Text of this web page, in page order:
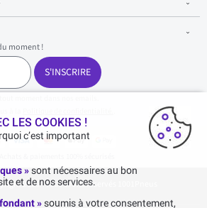
moment !
S'INSCRIRE
2026 - Tous droits réservés 1001Pneus
LES COOKIES !
c’est important
»sont nécessaires au bon
et de nos services.
» soumis à votre consentement,